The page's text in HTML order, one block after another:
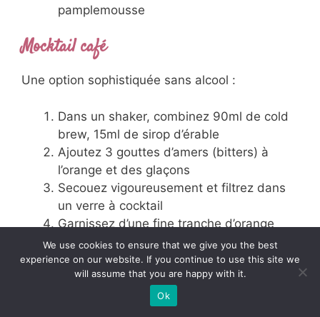
pamplemousse
Mocktail café
Une option sophistiquée sans alcool :
Dans un shaker, combinez 90ml de cold
brew, 15ml de sirop d’érable
Ajoutez 3 gouttes d’amers (bitters) à
l’orange et des glaçons
Secouez vigoureusement et filtrez dans
un verre à cocktail
Garnissez d’une fine tranche d’orange
déshydratée
L’aspect nutritionnel du
We use cookies to ensure that we give you the best
experience on our website. If you continue to use this site we
will assume that you are happy with it.
Ok